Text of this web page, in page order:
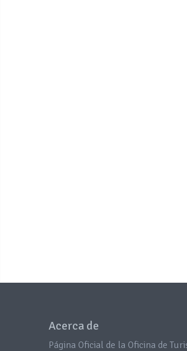
Acerca de
Página Oficial de la Oficina de